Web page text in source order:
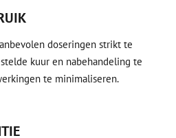
doseringen strikt te
kuur en nabehandeling te
te minimaliseren.